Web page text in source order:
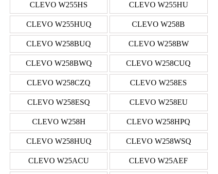
CLEVO W255HS CLEVO W255HU
CLEVO W255HUQ CLEVO W258B
CLEVO W258BUQ CLEVO W258BW
CLEVO W258BWQ CLEVO W258CUQ
CLEVO W258CZQ CLEVO W258ES
CLEVO W258ESQ CLEVO W258EU
CLEVO W258H CLEVO W258HPQ
CLEVO W258HUQ CLEVO W258WSQ
CLEVO W25ACU CLEVO W25AEF